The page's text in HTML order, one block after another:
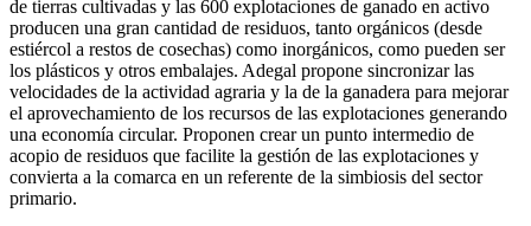
de tierras cultivadas y las 600 explotaciones de ganado en activo
producen una gran cantidad de residuos, tanto orgánicos (desde
estiércol a restos de cosechas) como inorgánicos, como pueden ser
los plásticos y otros embalajes. Adegal propone sincronizar las
velocidades de la actividad agraria y la de la ganadera para mejorar
el aprovechamiento de los recursos de las explotaciones generando
una economía circular. Proponen crear un punto intermedio de
acopio de residuos que facilite la gestión de las explotaciones y
convierta a la comarca en un referente de la simbiosis del sector
primario.